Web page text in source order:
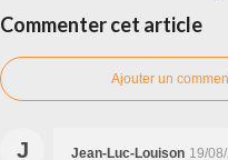
Commenter cet article
Ajouter un
J Jean-Luc-Louison 19/